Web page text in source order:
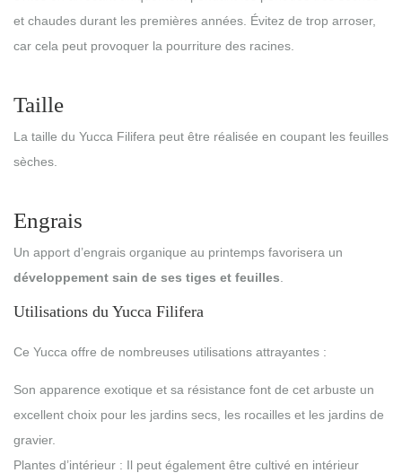
et chaudes durant les premières années. Évitez de trop arroser,
car cela peut provoquer la pourriture des racines.
Taille
La taille du Yucca Filifera peut être réalisée en coupant les feuilles
sèches.
Engrais
Un apport d’engrais organique au printemps favorisera un
développement sain de ses tiges et feuilles
Utilisations du Yucca Filifera
Ce Yucca offre de nombreuses utilisations attrayantes :
Son apparence exotique et sa résistance font de cet arbuste un
excellent choix pour les jardins secs, les rocailles et les jardins de
gravier.
Plantes d’intérieur : Il peut également être cultivé en intérieur